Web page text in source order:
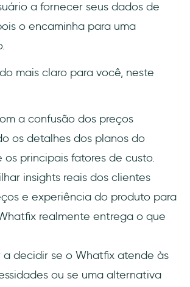
níveis de preços e recursos do
comparam para PMEs e grandes
e soluções de suporte ao
do Whatfix são escaláveis para
SaaS em crescimento?
preços do Whatfix se comparam
e do Pendo em termos de
a fornecer seus dados de
o encaminha para uma
mais claro para você, neste
a confusão dos preços
os detalhes dos planos do
os principais fatores de custo.
insights reais dos clientes
e experiência do produto para
realmente entrega o que
a decidir se o Whatfix atende às
ou se uma alternativa